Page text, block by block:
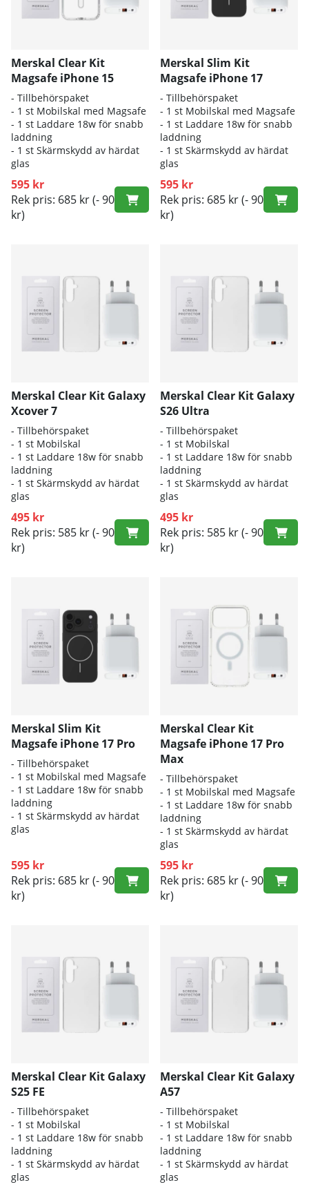
Merskal Clear Kit
Magsafe iPhone 15
- Tillbehörspaket
- 1 st Mobilskal med Magsafe
- 1 st Laddare 18w för snabb
laddning
- 1 st Skärmskydd av härdat
glas
595 kr
Rek pris: 685 kr(- 90
kr)
Merskal Slim Kit
Magsafe iPhone 17
- Tillbehörspaket
- 1 st Mobilskal med Magsafe
- 1 st Laddare 18w för snabb
laddning
- 1 st Skärmskydd av härdat
glas
595 kr
Rek pris: 685 kr(- 90
kr)
Merskal Clear Kit Galaxy
Xcover 7
- Tillbehörspaket
- 1 st Mobilskal
- 1 st Laddare 18w för snabb
laddning
- 1 st Skärmskydd av härdat
glas
495 kr
Rek pris: 585 kr(- 90
kr)
Merskal Clear Kit Galaxy
S26 Ultra
- Tillbehörspaket
- 1 st Mobilskal
- 1 st Laddare 18w för snabb
laddning
- 1 st Skärmskydd av härdat
glas
495 kr
Rek pris: 585 kr(- 90
kr)
Merskal Slim Kit
Magsafe iPhone 17 Pro
- Tillbehörspaket
- 1 st Mobilskal med Magsafe
- 1 st Laddare 18w för snabb
laddning
- 1 st Skärmskydd av härdat
glas
595 kr
Rek pris: 685 kr(- 90
kr)
Merskal Clear Kit
Magsafe iPhone 17 Pro
Max
- Tillbehörspaket
- 1 st Mobilskal med Magsafe
- 1 st Laddare 18w för snabb
laddning
- 1 st Skärmskydd av härdat
glas
595 kr
Rek pris: 685 kr(- 90
kr)
Merskal Clear Kit Galaxy
S25 FE
- Tillbehörspaket
- 1 st Mobilskal
- 1 st Laddare 18w för snabb
laddning
- 1 st Skärmskydd av härdat
glas
Merskal Clear Kit Galaxy
A57
- Tillbehörspaket
- 1 st Mobilskal
- 1 st Laddare 18w för snabb
laddning
- 1 st Skärmskydd av härdat
glas